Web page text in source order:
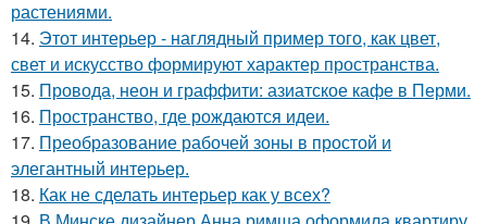
растениями.
14. Этот интерьер - наглядный пример того, как цвет,
свет и искусство формируют характер пространства.
15. Провода, неон и граффити: азиатское кафе в Перми.
16. Пространство, где рождаются идеи.
17. Преобразование рабочей зоны в простой и
элегантный интерьер.
18. Как не сделать интерьер как у всех?